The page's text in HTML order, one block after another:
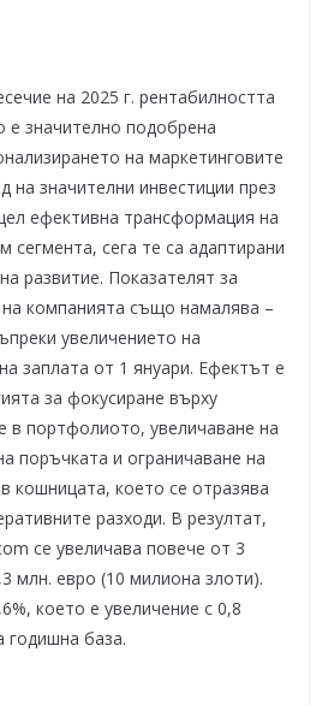
на 2025 г. рентабилността
значително подобрена
на маркетинговите
на значителни инвестиции през
ефективна трансформация на
сегмента, сега те са адаптирани
развитие. Показателят за
на компанията също намалява –
увеличението на
заплата от 1 януари. Ефектът е
за фокусиране върху
в портфолиото, увеличаване на
поръчката и ограничаване на
кошницата, което се отразява
разходи. В резултат,
се увеличава повече от 3
млн. евро (10 милиона злоти).
което е увеличение с 0,8
годишна база.